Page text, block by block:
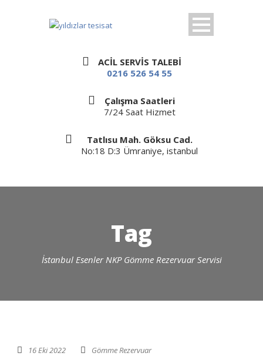
ACİL SERVİS TALEBİ
0216 526 54 55
Çalışma Saatleri
7/24 Saat Hizmet
Tatlısu Mah. Göksu Cad.
No:18 D:3 Ümraniye, istanbul
Tag
İstanbul Esenler NKP Gömme Rezervuar Servisi
16 Eki 2022 Gömme Rezervuar